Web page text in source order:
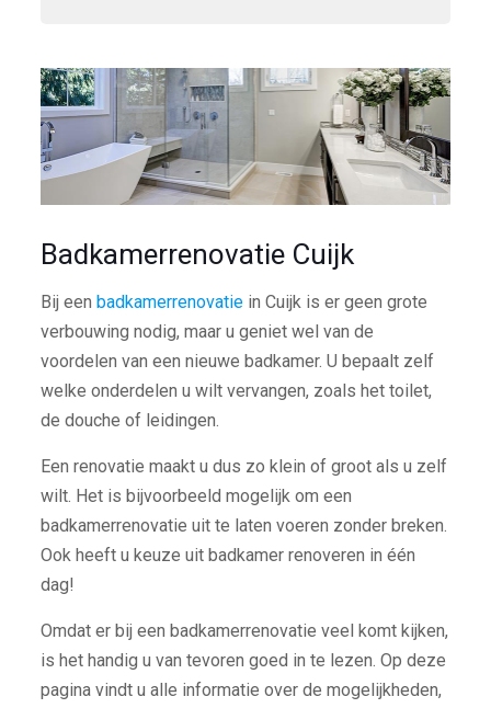
Badkamerrenovatie Cuijk
Bij een badkamerrenovatiein Cuijk is er geen grote
verbouwing nodig, maar u geniet wel van de
voordelen van een nieuwe badkamer. U bepaalt zelf
welke onderdelen u wilt vervangen, zoals het toilet,
de douche of leidingen.
Een renovatie maakt u dus zo klein of groot als u zelf
wilt. Het is bijvoorbeeld mogelijk om een
badkamerrenovatie uit te laten voeren zonder breken.
Ook heeft u keuze uit badkamer renoveren in één
dag!
Omdat er bij een badkamerrenovatie veel komt kijken,
is het handig u van tevoren goed in te lezen. Op deze
pagina vindt u alle informatie over de mogelijkheden,